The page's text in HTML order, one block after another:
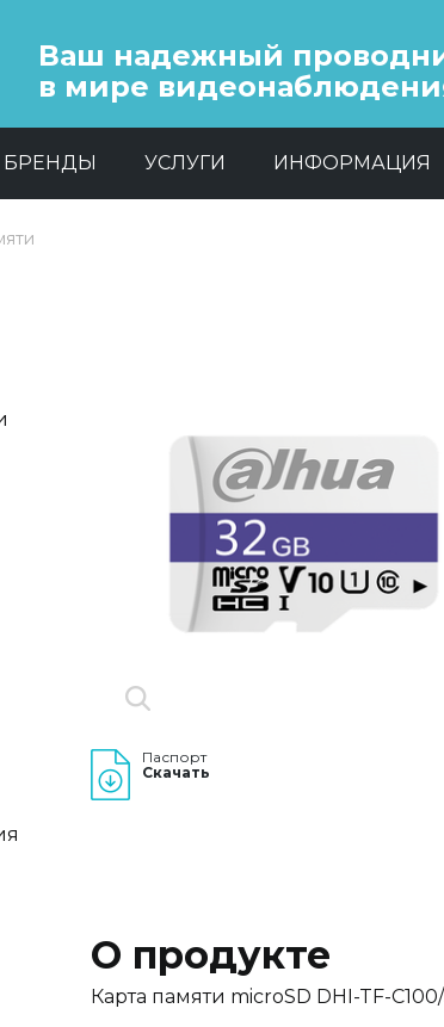
Ваш надежный
в мире
БРЕНДЫ УСЛУГИ ИНФОРМАЦИЯ
Паспорт
Скачать
О продукте
Карта памяти microSD DHI-TF-